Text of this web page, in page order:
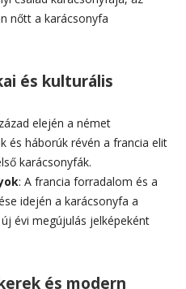
nőtt a karácsonyfa
és kulturális
elején a német
és háborúk révén a francia elit
karácsonyfák.
: A francia forradalom és a
idején a karácsonyfa a
évi megújulás jelképeként
és modern